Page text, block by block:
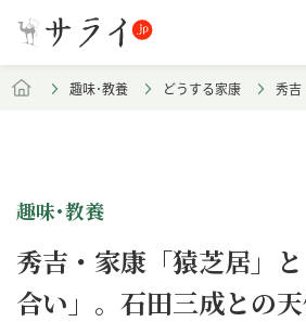
趣味･教養 どうする家康 秀吉
趣味･教養
秀吉・家康「猿芝居」
合い」。石田三成との